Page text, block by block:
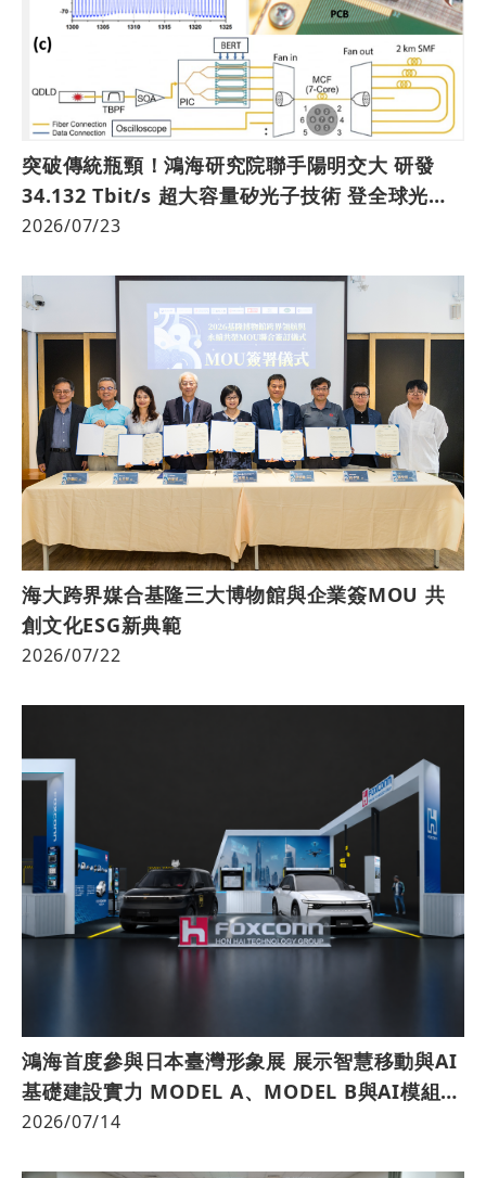
突破傳統瓶頸！鴻海研究院聯手陽明交大 研發
34.132 Tbit/s 超大容量矽光子技術 登全球光學
界國際期刊《Optics Express》
2026/07/23
海大跨界媒合基隆三大博物館與企業簽MOU 共
創文化ESG新典範
2026/07/22
鴻海首度參與日本臺灣形象展 展示智慧移動與AI
基礎建設實力 MODEL A、MODEL B與AI模組化
資料中心首次於日本亮相
2026/07/14